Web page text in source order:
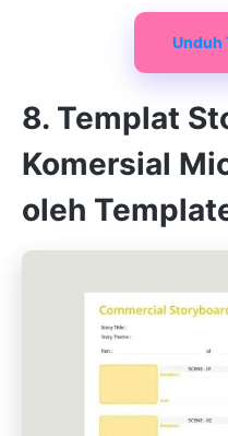
Unduh
8. Templat
Komersial
oleh